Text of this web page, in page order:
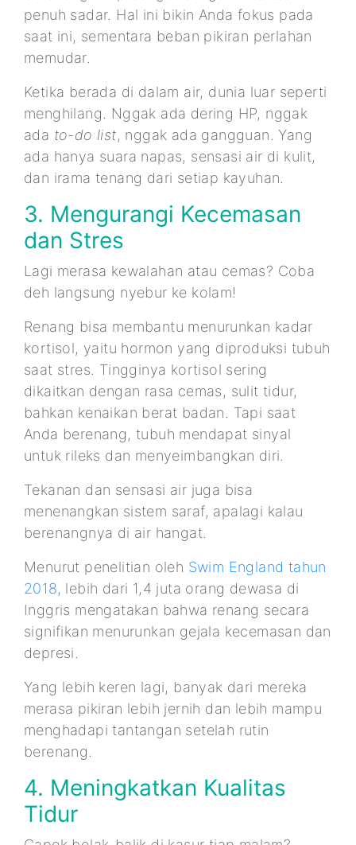
penuh sadar. Hal ini bikin Anda fokus pada
saat ini, sementara beban pikiran perlahan
memudar.
Ketika berada di dalam air, dunia luar seperti
menghilang. Nggak ada dering HP, nggak
ada to-do list, nggak ada gangguan. Yang
ada hanya suara napas, sensasi air di kulit,
dan irama tenang dari setiap kayuhan.
3. Mengurangi Kecemasan
dan Stres
Lagi merasa kewalahan atau cemas? Coba
deh langsung nyebur ke kolam!
Renang bisa membantu menurunkan kadar
kortisol, yaitu hormon yang diproduksi tubuh
saat stres. Tingginya kortisol sering
dikaitkan dengan rasa cemas, sulit tidur,
bahkan kenaikan berat badan. Tapi saat
Anda berenang, tubuh mendapat sinyal
untuk rileks dan menyeimbangkan diri.
Tekanan dan sensasi air juga bisa
menenangkan sistem saraf, apalagi kalau
berenangnya di air hangat.
Menurut penelitian oleh Swim England tahun
2018, lebih dari 1,4 juta orang dewasa di
Inggris mengatakan bahwa renang secara
signifikan menurunkan gejala kecemasan dan
depresi.
Yang lebih keren lagi, banyak dari mereka
merasa pikiran lebih jernih dan lebih mampu
menghadapi tantangan setelah rutin
berenang.
4. Meningkatkan Kualitas
Tidur